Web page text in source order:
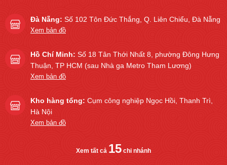
Đà Nẵng: Số 102 Tôn Đức Thắng, Q. Liên Chiểu, Đà Nẵng
Xem bản đồ
Hồ Chí Minh: Số 18 Tân Thới Nhất 8, phường Đông Hưng
Thuận, TP HCM (sau Nhà ga Metro Tham Lương)
Xem bản đồ
Kho hàng tổng: Cụm công nghiệp Ngọc Hồi, Thanh Trì,
Hà Nội
Xem bản đồ
Xem tất cả 15 chi nhánh